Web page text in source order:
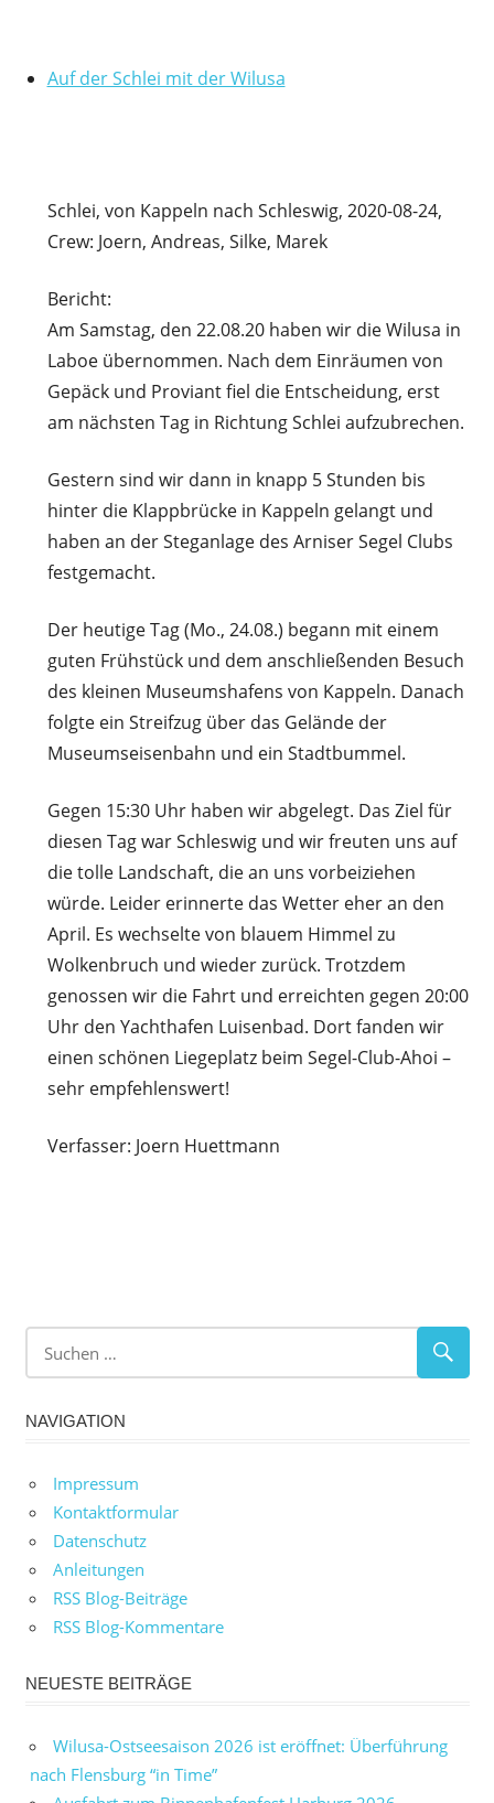
Auf der Schlei mit der Wilusa
Schlei, von Kappeln nach Schleswig, 2020-08-24,
Crew: Joern, Andreas, Silke, Marek
Bericht:
Am Samstag, den 22.08.20 haben wir die Wilusa in
Laboe übernommen. Nach dem Einräumen von
Gepäck und Proviant fiel die Entscheidung, erst
am nächsten Tag in Richtung Schlei aufzubrechen.
Gestern sind wir dann in knapp 5 Stunden bis
hinter die Klappbrücke in Kappeln gelangt und
haben an der Steganlage des Arniser Segel Clubs
festgemacht.
Der heutige Tag (Mo., 24.08.) begann mit einem
guten Frühstück und dem anschließenden Besuch
des kleinen Museumshafens von Kappeln. Danach
folgte ein Streifzug über das Gelände der
Museumseisenbahn und ein Stadtbummel.
Gegen 15:30 Uhr haben wir abgelegt. Das Ziel für
diesen Tag war Schleswig und wir freuten uns auf
die tolle Landschaft, die an uns vorbeiziehen
würde. Leider erinnerte das Wetter eher an den
April. Es wechselte von blauem Himmel zu
Wolkenbruch und wieder zurück. Trotzdem
genossen wir die Fahrt und erreichten gegen 20:00
Uhr den Yachthafen Luisenbad. Dort fanden wir
einen schönen Liegeplatz beim Segel-Club-Ahoi –
sehr empfehlenswert!
Verfasser: Joern Huettmann
NAVIGATION
Impressum
Kontaktformular
Datenschutz
Anleitungen
RSS Blog-Beiträge
RSS Blog-Kommentare
NEUESTE BEITRÄGE
Wilusa-Ostseesaison 2026 ist eröffnet: Überführung
nach Flensburg “in Time”